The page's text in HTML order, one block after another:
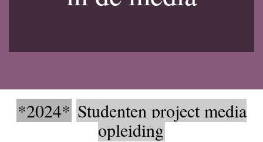
*2024* Studenten project media
opleiding